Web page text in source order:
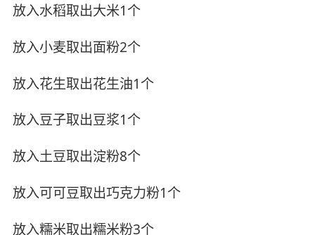
放入水稻取出大米1个
放入小麦取出面粉2个
放入花生取出花生油1个
放入豆子取出豆浆1个
放入土豆取出淀粉8个
放入可可豆取出巧克力粉1个
放入糯米取出糯米粉3个